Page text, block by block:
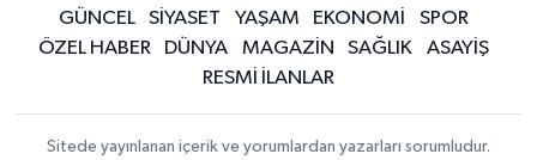
GÜNCEL SİYASET YAŞAM EKONOMİ
SPOR
ÖZEL HABER
DÜNYA MAGAZİN SAĞLIK
ASAYİŞ
RESMİ İLANLAR
Sitede yayınlanan içerik ve yorumlardan yazarları sorumludur.